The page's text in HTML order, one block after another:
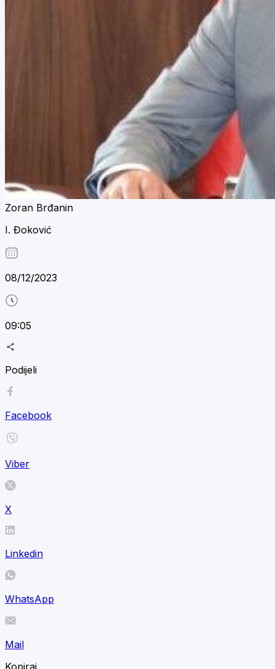
Zoran Brđanin
I. Đoković
08/12/2023
09:05
Podijeli
Facebook
Viber
X
Linkedin
WhatsApp
Mail
Kopiraj